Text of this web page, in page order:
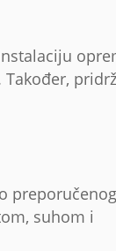
preporučenog
suhom i